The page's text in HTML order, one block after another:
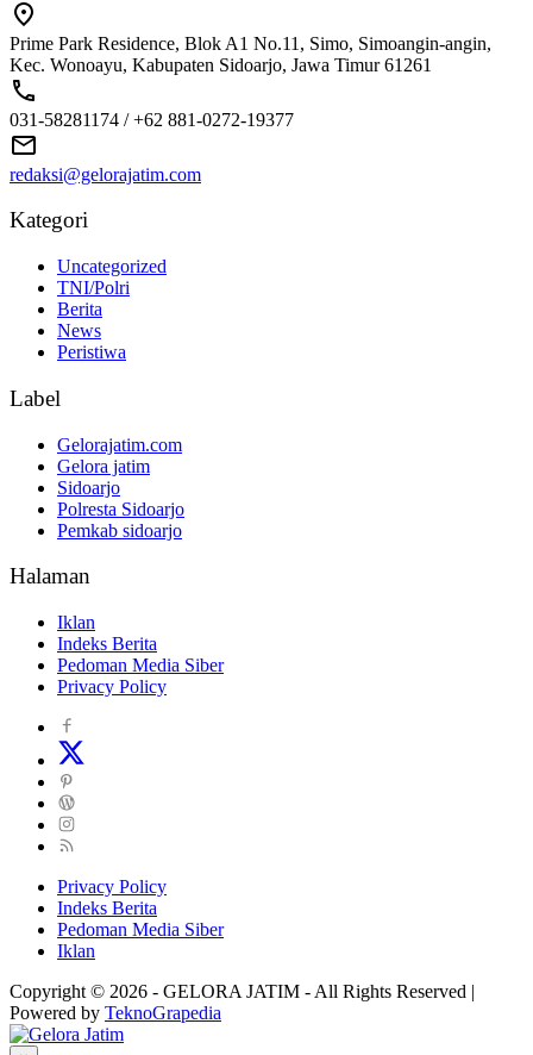
Prime Park Residence, Blok A1 No.11, Simo, Simoangin-angin,
Kec. Wonoayu, Kabupaten Sidoarjo, Jawa Timur 61261
031-58281174 / +62 881-0272-19377
redaksi@gelorajatim.com
Kategori
Uncategorized
TNI/Polri
Berita
News
Peristiwa
Label
Gelorajatim.com
Gelora jatim
Sidoarjo
Polresta Sidoarjo
Pemkab sidoarjo
Halaman
Iklan
Indeks Berita
Pedoman Media Siber
Privacy Policy
Privacy Policy
Indeks Berita
Pedoman Media Siber
Iklan
Copyright © 2026 - GELORA JATIM - All Rights Reserved |
Powered by TeknoGrapedia